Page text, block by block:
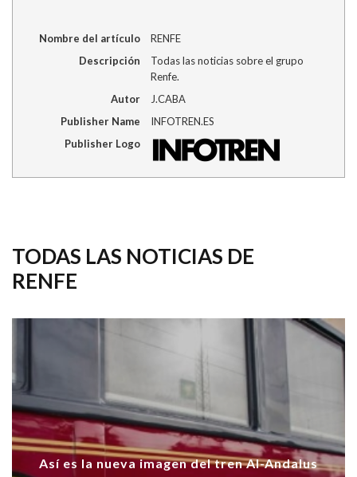
Nombre del artículo
RENFE
Descripción
Todas las noticias sobre el grupo
Renfe.
Autor
J.CABA
Publisher Name
INFOTREN.ES
Publisher Logo
TODAS LAS NOTICIAS DE
RENFE
Así es la nueva imagen del tren Al-Andalus